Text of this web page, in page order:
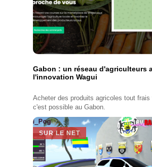
Gabon : un réseau d'agriculteurs
l'innovation Wagui
Acheter des produits agricoles tout frais
c'est possible au Gabon.
SUR LE NET